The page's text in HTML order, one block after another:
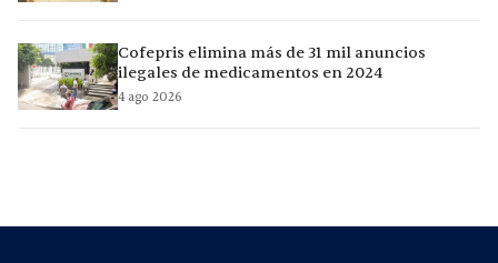
Cofepris elimina más de 31 mil anuncios
ilegales de medicamentos en 2024
4 ago 2026